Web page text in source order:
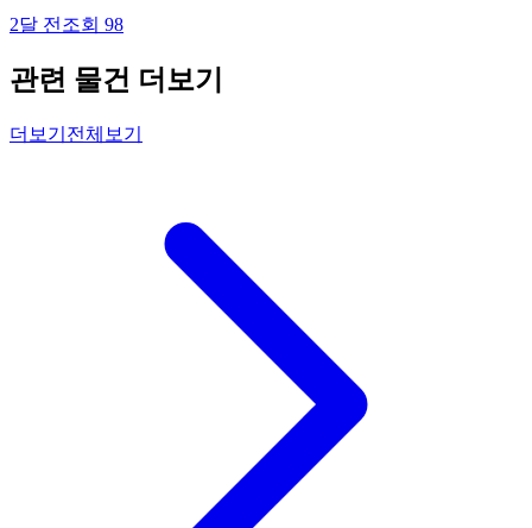
2달 전 조회 98
관련 물건 더보기
더보기 전체보기